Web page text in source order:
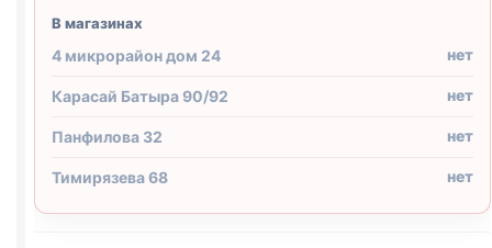
В магазинах
4 микрорайон дом 24 нет
Карасай Батыра 90/92 нет
Панфилова 32 нет
Тимирязева 68 нет